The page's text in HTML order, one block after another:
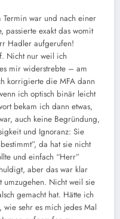
war und nach einer
passierte exakt das womit
Hadler aufgerufen!
Nicht nur weil ich
mir widerstrebte – am
korrigierte die MFA dann
ich optisch binär leicht
bekam ich dann etwas,
auch keine Begründung,
und Ignoranz: Sie
da hat sie nicht
und einfach “Herr”
aber das war klar
umzugehen. Nicht weil sie
gemacht hat. Hätte ich
sehr es mich jedes Mal